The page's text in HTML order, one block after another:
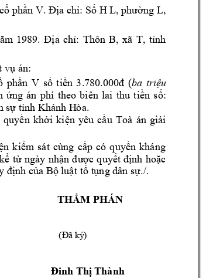
phần V. Địa chỉ: Số H L, phường L,
1989. Địa chỉ: Thôn B, xã T, tỉnh
vụ án:
phần V số tiền 3.780.000đ (ba triệu
ứng án phí theo biên lai thu tiền số:
sự tỉnh Khánh Hòa.
quyền khởi kiện yêu cầu Toà án giải
kiểm sát cùng cấp có quyền kháng
kể từ ngày nhận được quyết định hoặc
định của Bộ luật tố tụng dân sự./.
THẨM PHÁN
      (
Đã ký)
Đinh Thị Thành